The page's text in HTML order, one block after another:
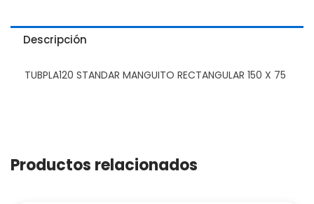
Descripción
TUBPLA120 STANDAR MANGUITO RECTANGULAR 150 X 75
Productos relacionados